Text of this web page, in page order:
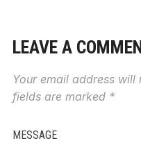
LEAVE A
Your email address will
fields are marked *
MESSAGE